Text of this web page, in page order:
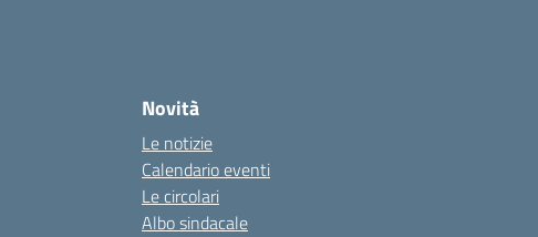
Novità
Le notizie
Calendario eventi
Le circolari
Albo sindacale